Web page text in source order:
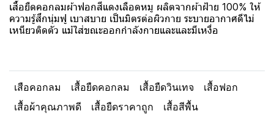
เสื้อยืดคอกลมผ้าฟอกสีแดงเลือดหมู ผลิตจากผ้าฝ้าย 100% ให้
ความรู้สึกนุ่มฟู เบาสบาย เป็นมิตรต่อผิวกาย ระบายอากาศดีไม่
เหนียวติดตัว แม้ใส่ขณะออกกำลังกายและและมีเหงื่อ
เสือคอกลม เสื้อยืดคอกลม เสื้อยืดวินเทจ
เสื้อฟอก
เสื้อผ้าคุณภาพดี
เสื้อยืดราคาถูก
เสื้อสีพื้น